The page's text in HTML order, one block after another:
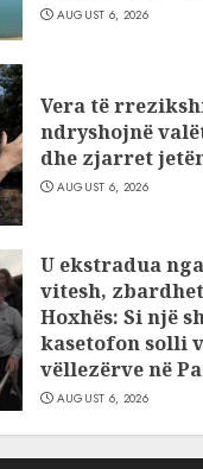
AUGUST 6, 2026
Vera të
ndryshojnë
dhe zjarret
AUGUST 6, 2026
U ekstradua
vitesh,
Hoxhës: Si një
kasetofon solli
vëllezërve në
AUGUST 6, 2026